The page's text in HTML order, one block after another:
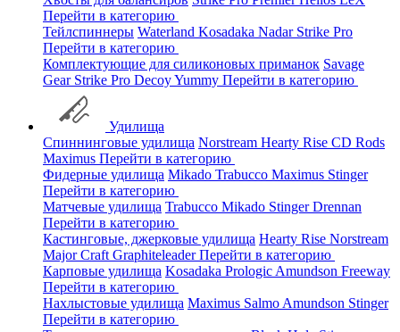
Перейти в категорию
Тейлспиннеры Waterland Kosadaka Nadar Strike Pro
Перейти в категорию
Комплектующие для силиконовых приманок Savage
Gear Strike Pro DecoyYummy Перейти в категорию
Удилища
Спиннинговые удилища Norstream Hearty Rise CD Rods
Maximus Перейти в категорию
Фидерные удилища Mikado Trabucco Maximus Stinger
Перейти в категорию
Матчевые удилища Trabucco Mikado StingerDrennan
Перейти в категорию
Кастинговые, джерковые удилища Hearty Rise Norstream
Major Craft GraphiteleaderПерейти в категорию
Карповые удилища Kosadaka Prologic Amundson Freeway
Перейти в категорию
Нахлыстовые удилища Maximus Salmo Amundson Stinger
Перейти в категорию